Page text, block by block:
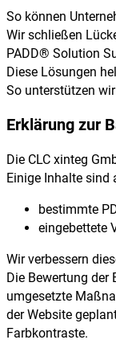
So können
Wir schließen
PADD® Solution
Diese Lösungen
So unterstützen
Erklärung zur
Die CLC xinteg
Einige Inhalte sind
bestimmte
eingebettete
Wir verbessern
Die Bewertung
umgesetzte
der Website
Farbkontraste.